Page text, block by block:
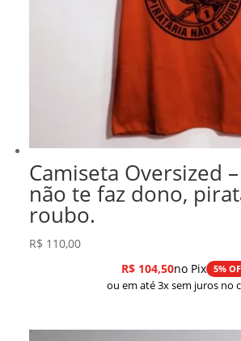
Camiseta Oversized
não te faz dono,
roubo.
R$ 110,00
R$104,50no Pix 5%
ou em até 3x sem juros no